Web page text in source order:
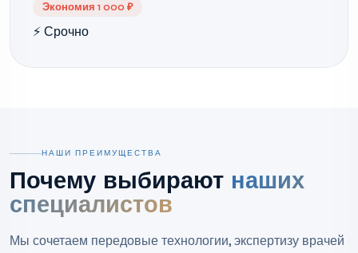
Экономия 1 000 ₽
⚡ Срочно
НАШИ ПРЕИМУЩЕСТВА
Почему выбирают наших
специалистов
Мы сочетаем передовые технологии, экспертизу врачей